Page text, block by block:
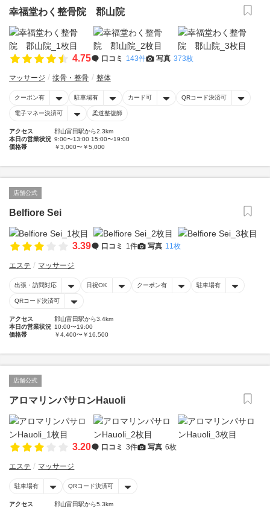
幸福堂わく整骨院 郡山院
4.75 口コミ 143件 写真 373枚
マッサージ 接骨・整骨 整体
クーポン有 駐車場有 カード可 QRコード決済可
電子マネー決済可 柔道整復師
アクセス
郡山富田駅から2.3km
本日の営業状況 9:00〜13:00 15:00〜19:00
価格帯
￥3,000〜￥5,000
店舗公式
Belfiore Sei
3.39 口コミ 1件 写真 11枚
エステ マッサージ
出張・訪問対応 日祝OK クーポン有 駐車場有
QRコード決済可
アクセス
郡山富田駅から3.4km
本日の営業状況 10:00〜19:00
価格帯
￥4,400〜￥16,500
店舗公式
アロマリンパサロンHauoli
3.20 口コミ 3件 写真 6枚
エステ マッサージ
駐車場有 QRコード決済可
アクセス
郡山富田駅から5.3km